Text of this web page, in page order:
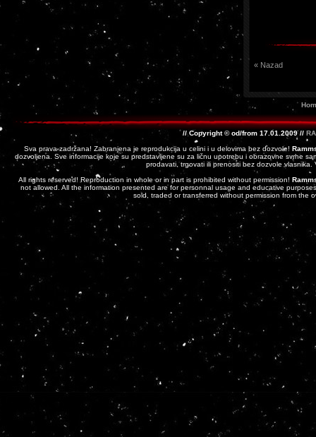
« Nazad
// Copyright © od/from 17.01.2009 //
Sva prava zadržana! Zabranjena je reprodukcija u celini i u delovima bez dozvole!
dozvoljena. Sve informacije koje su predstavljene su za ličnu upotrebu i obrazovne svrhe
prodavati, trgovati ili prenositi bez dozvole
All rights reserved! Reproduction in whole or in part is prohibited without permission!
not allowed. All the information presented are for personnal usage and educative
sold, traded or transferred without permission from the